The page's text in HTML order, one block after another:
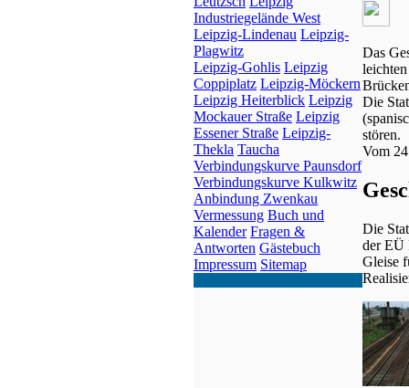
Industriegelände West
Leipzig-Lindenau Leipzig-
Plagwitz
Leipzig-Gohlis Leipzig
Coppiplatz Leipzig-Möckern
Leipzig Heiterblick Leipzig
Mockauer Straße Leipzig
Essener Straße Leipzig-
Thekla Taucha
Verbindungskurve Paunsdorf
Verbindungskurve Kulkwitz
Anbindung Zwenkau
Vermessung Buch und
Kalender Fragen &
Antworten Gästebuch
Impressum Sitemap
Das
Die
stören.
Vom
Die
der EÜ
Gleise